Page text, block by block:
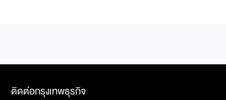
ติดต่อกรุงเทพธุรกิจ